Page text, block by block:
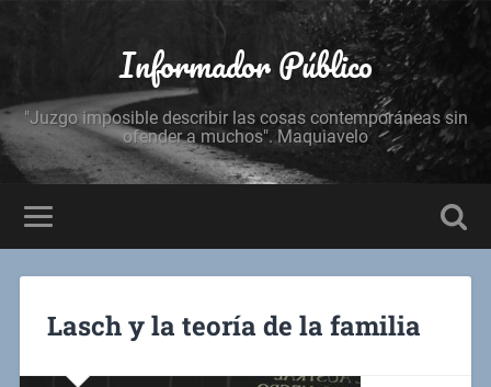
Informador Público
"Juzgo imposible describir las cosas contemporáneas sin
ofender a muchos". Maquiavelo
Lasch y la teoría de la familia